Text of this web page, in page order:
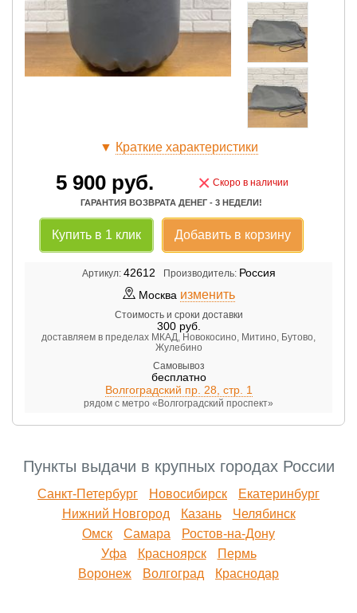
▼ Краткие характеристики
5 900руб. × Скоро в наличии
ГАРАНТИЯ ВОЗВРАТА ДЕНЕГ - 3 НЕДЕЛИ!
Купить в 1 клик Добавить в корзину
Артикул: 42612 Производитель: Россия
Москва изменить
Стоимость и сроки доставки
300руб.
доставляем в пределах МКАД, Новокосино, Митино, Бутово,
Жулебино
Самовывоз
бесплатно
Волгоградский пр. 28, стр. 1
рядом с метро «Волгоградский проспект»
Пункты выдачи в крупных городах России
Санкт-Петербург Новосибирск
Екатеринбург
Нижний Новгород
Казань
Челябинск
Омск
Самара
Ростов-на-Дону
Уфа
Красноярск
Пермь
Воронеж
Волгоград Краснодар